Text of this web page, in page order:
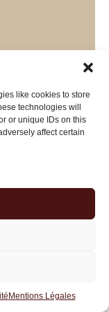
like cookies to store
technologies will
or unique IDs on this
affect certain
Mentions Légales
min
c’est la
millionnaire
pas un
pour les